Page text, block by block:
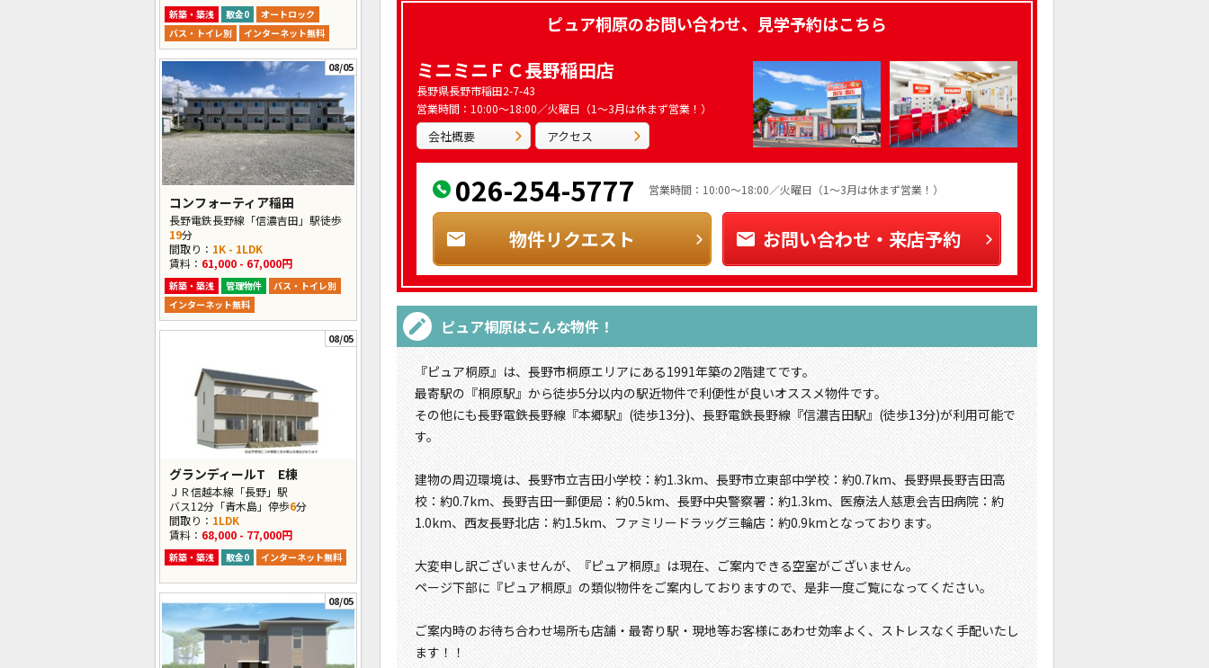
新築・築浅 敷金0
オートロック
バス・トイレ別
インターネット無料
08/05
コンフォーティア稲田
長野電鉄長野線「信濃吉田」駅徒歩
19分
間取り： 1K - 1LDK
賃料： 61,000 - 67,000円
新築・築浅 管理物件
バス・トイレ別
インターネット無料
08/05
グランディールT E棟
ＪＲ信越本線「長野」駅
バス12分「青木島」停歩6分
間取り： 1LDK
賃料： 68,000 - 77,000円
新築・築浅 敷金0 インターネット無料
08/05
ピュア桐原のお問い合わせ、見学予約はこちら
ミニミニＦＣ長野稲田店
長野県長野市稲田2-7-43
営業時間：10:00～18:00／火曜日（1～3月は休まず営業！）
会社概要 アクセス
026-254-5777 営業時間：10:00～18:00／火曜日（1～3月は休まず営業！）
物件リクエスト お問い合わせ・来店予約
ピュア桐原はこんな物件！
『ピュア桐原』は、長野市桐原エリアにある1991年築の2階建てです。
最寄駅の『桐原駅』から徒歩5分以内の駅近物件で利便性が良いオススメ物件です。
その他にも長野電鉄長野線『本郷駅』(徒歩13分)、長野電鉄長野線『信濃吉田駅』(徒歩13分)が利用可能で
す。
建物の周辺環境は、長野市立吉田小学校：約1.3km、長野市立東部中学校：約0.7km、長野県長野吉田高
校：約0.7km、長野吉田一郵便局：約0.5km、長野中央警察署：約1.3km、医療法人慈恵会吉田病院：約
1.0km、西友長野北店：約1.5km、ファミリードラッグ三輪店：約0.9kmとなっております。
大変申し訳ございませんが、『ピュア桐原』は現在、ご案内できる空室がございません。
ページ下部に『ピュア桐原』の類似物件をご案内しておりますので、是非一度ご覧になってください。
ご案内時のお待ち合わせ場所も店舗・最寄り駅・現地等お客様にあわせ効率よく、ストレスなく手配いたし
ます！！